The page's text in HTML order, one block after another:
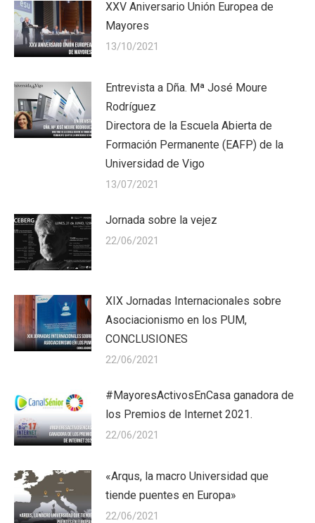
XXV Aniversario Unión Europea de
Mayores
13/10/2021
Entrevista a Dña. Mª José Moure
Rodríguez
Directora de la Escuela Abierta de
Formación Permanente (EAFP) de la
Universidad de Vigo
13/07/2021
Jornada sobre la vejez
22/06/2021
XIX Jornadas Internacionales sobre
Asociacionismo en los PUM,
CONCLUSIONES
22/06/2021
#MayoresActivosEnCasa ganadora de
los Premios de Internet 2021.
22/06/2021
«Arqus, la macro Universidad que
tiende puentes en Europa»
22/06/2021